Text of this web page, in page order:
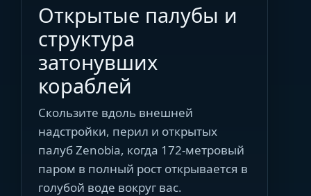
Открытые палубы и
структура
затонувших
кораблей
Скользите вдоль внешней
надстройки, перил и открытых
палуб Zenobia, когда 172-метровый
паром в полный рост открывается в
голубой воде вокруг вас.